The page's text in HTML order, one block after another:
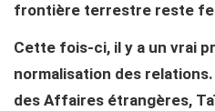
frontière terrestre reste
Cette fois-ci, il y a un vrai
normalisation des
des Affaires étrangères,